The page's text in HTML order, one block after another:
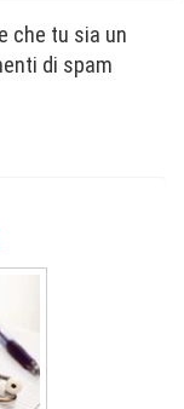
che tu sia un